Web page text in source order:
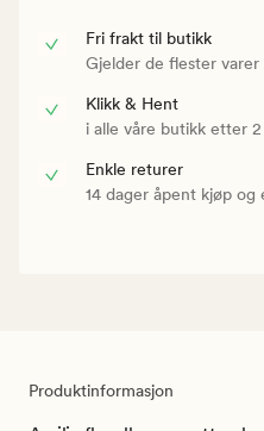
Fri frakt til butikk
Gjelder de flester
Klikk & Hent
i alle våre butikk etter
Enkle returer
14 dager åpent kjøp
Produktinformasjon